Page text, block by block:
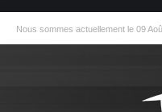
Nous sommes actuellement le 09